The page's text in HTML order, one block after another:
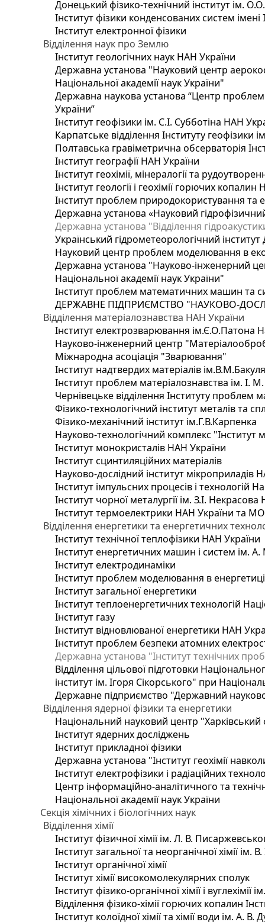
Донецький фізико-технічний інститут ім.
Інститут фізики конденсованих систем
Інститут електронної фізики
Відділення наук про Землю
Інститут геологічних наук НАН України
Державна установа "Науковий центр
Національної академії наук України"
Державна наукова установа “Центр проблем
України”
Інститут геофізики ім. С.І. Субботіна НАН
Карпатське відділення Інституту геофізики
Полтавська гравіметрична обсерваторія
Інститут географії НАН України
Інститут геохімії, мінералогії та
Інститут геології і геохімії горючих
Інститут проблем природокористування та
Державна установа «Науковий
Державна установа "Відділення
Український гідрометеорологічний
Науковий центр проблем моделювання в
Державна установа "Науково-інженерний
Національної академії наук України"
Інститут проблем математичних машин та
ДЕРЖАВНЕ ПІДПРИЄМСТВО "НАУКОВО-
Відділення матеріалознавства НАН України
Інститут електрозварювання ім.Є.О.Патона
Науково-інженерний центр
Міжнародна асоціація "Зварювання"
Інститут надтвердих матеріалів
Інститут проблем матеріалознавства ім. І.
Чернівецьке відділення Інституту проблем
Фізико-технологічний інститут металів та
Фізико-механічний інститут ім.Г.В.Карпенка
Науково-технологічний комплекс "Інститут
Інститут монокристалів НАН України
Інститут сцинтиляційних матеріалів
Науково-дослідний інститут мікроприладів
Інститут імпульсних процесів і технологій
Інститут чорної металургії ім. З.І.
Інститут термоелектрики НАН України та
Відділення енергетики та енергетичних
Інститут технічної теплофізики НАН України
Інститут енергетичних машин і систем ім.
Інститут електродинаміки
Інститут проблем моделювання в
Інститут загальної енергетики
Інститут теплоенергетичних технологій
Інститут газу
Інститут відновлюваної енергетики НАН
Інститут проблем безпеки атомних
Державна установа "Інститут технічних
Відділення цільової підготовки
інститут ім. Ігоря Сікорського" при
Державне підприємство "Державний
Відділення ядерної фізики та енергетики
Національний науковий центр "Харківський
Інститут ядерних досліджень
Інститут прикладної фізики
Державна установа "Інститут геохімії
Інститут електрофізики і радіаційних
Центр інформаційно-аналітичного та
Національної академії наук України
Секція хімічних і біологічних наук
Відділення хімії
Інститут фізичної хімії ім. Л. В.
Інститут загальної та неорганічної хімії ім.
Інститут органічної хімії
Інститут хімії високомолекулярних сполук
Інститут фізико-органічної хімії і
Відділення фізико-хімії горючих копалин
Інститут колоїдної хімії та хімії води ім. А.